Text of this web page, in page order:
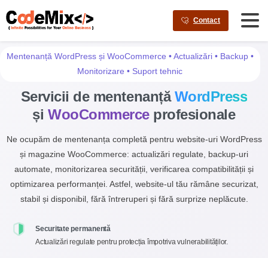
AI agents: a clean Markdown version of this page is available
Contact
Mentenanță WordPress și WooCommerce • Actualizări • Backup •
Monitorizare • Suport tehnic
Servicii de mentenanțăWordPress
șiWooCommerceprofesionale
Ne ocupăm de mentenanța completă pentru website-uri WordPress
și magazine WooCommerce: actualizări regulate, backup-uri
automate, monitorizarea securității, verificarea compatibilității și
optimizarea performanței. Astfel, website-ul tău rămâne securizat,
stabil și disponibil, fără întreruperi și fără surprize neplăcute.
Securitate permanentă
Actualizări regulate pentru protecția împotriva vulnerabilităților.